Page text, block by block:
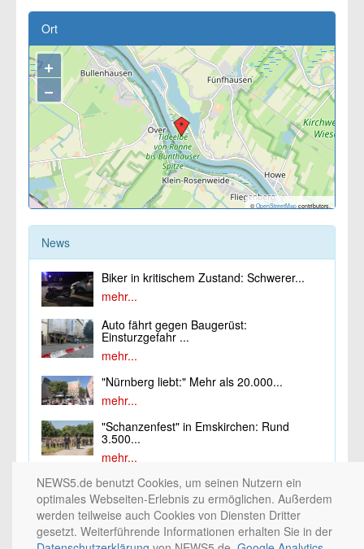
Ort
+
−
© OpenStreetMapcontributors.
News
Biker in kritischem Zustand: Schwerer...
mehr...
Auto fährt gegen Baugerüst:
Einsturzgefahr ...
mehr...
"Nürnberg liebt:" Mehr als 20.000...
mehr...
"Schanzenfest" in Emskirchen: Rund
3.500...
mehr...
© 2002 - 2026 by5NETWORK/PICTURE5/ Medienhaus Nürnberg / 10nach8 /
NEWS5. All rights reserved. / 2.0.0
NEWS5.de benutzt Cookies, um seinen Nutzern ein
optimales Webseiten-Erlebnis zu ermöglichen. Außerdem
werden teilweise auch Cookies von Diensten Dritter
gesetzt. Weiterführende Informationen erhalten Sie in der